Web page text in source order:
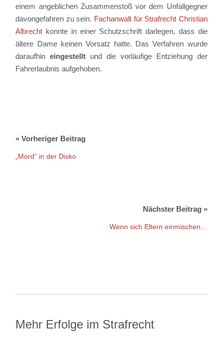
einem angeblichen Zusammenstoß vor dem Unfallgegner
davongefahren zu sein. Fachanwalt für Strafrecht Christian
Albrecht konnte in einer Schutzschrift darlegen, dass die
ältere Dame keinen Vorsatz hatte. Das Verfahren wurde
daraufhineingestellt und die vorläufige Entziehung der
Fahrerlaubnis aufgehoben.
„Mord“ in der Disko
Wenn sich Eltern einmischen…
Mehr Erfolge im Strafrecht